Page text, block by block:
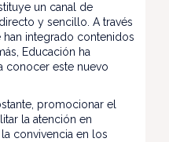
un canal de
y sencillo. A través
han integrado contenidos
Educación ha
conocer este nuevo
promocionar el
la atención en
convivencia en los